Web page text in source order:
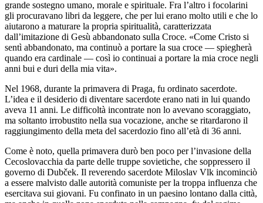
grande sostegno umano, morale e spirituale. Fra l’altro i focolarini
gli procuravano libri da leggere, che per lui erano molto utili e che lo
aiutarono a maturare la propria spiritualità, caratterizzata
dall’imitazione di Gesù abbandonato sulla Croce. «Come Cristo si
sentì abbandonato, ma continuò a portare la sua croce — spiegherà
quando era cardinale — così io continuai a portare la mia croce negli
anni bui e duri della mia vita».
Nel 1968, durante la primavera di Praga, fu ordinato sacerdote.
L’idea e il desiderio di diventare sacerdote erano nati in lui quando
aveva 11 anni. Le difficoltà incontrate non lo avevano scoraggiato,
ma soltanto irrobustito nella sua vocazione, anche se ritardarono il
raggiungimento della meta del sacerdozio fino all’età di 36 anni.
Come è noto, quella primavera durò ben poco per l’invasione della
Cecoslovacchia da parte delle truppe sovietiche, che soppressero il
governo di Dubček. Il reverendo sacerdote Miloslav Vlk incominciò
a essere malvisto dalle autorità comuniste per la troppa influenza che
esercitava sui giovani. Fu confinato in un paesino lontano dalla città,